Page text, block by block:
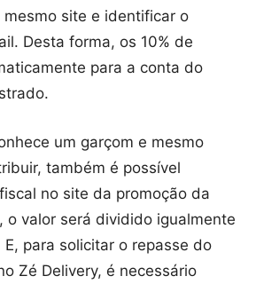
site e identificar o
Desta forma, os 10% de
para a conta do
um garçom e mesmo
também é possível
no site da promoção da
o valor será dividido igualmente
para solicitar o repasse do
Zé Delivery, é necessário